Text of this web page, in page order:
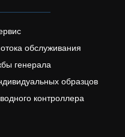
обслуживания
генерала
образцов
контроллера